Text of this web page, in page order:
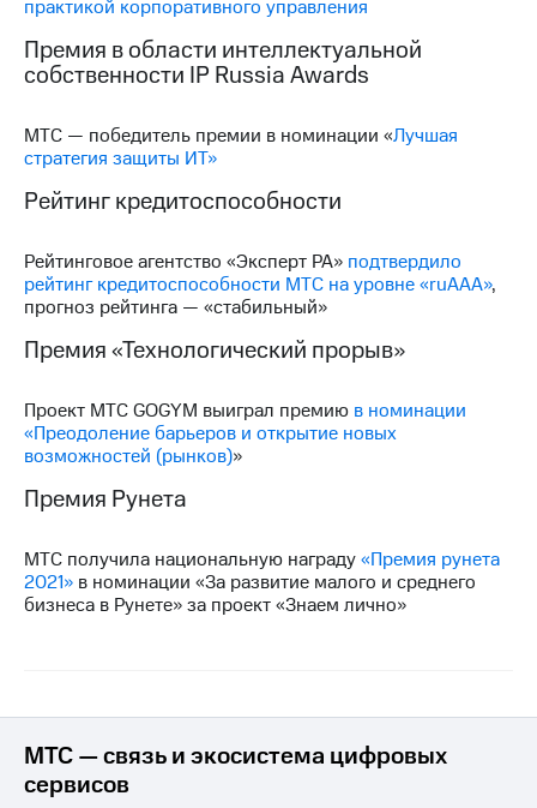
практикой корпоративного управления
Премия в области интеллектуальной
собственности IP Russia Awards
МТС — победитель премии в номинации «Лучшая
стратегия защиты ИТ»
Рейтинг кредитоспособности
Рейтинговое агентство «Эксперт РА» подтвердило
рейтинг кредитоспособности МТС на уровне «ruАAA»,
прогноз рейтинга — «стабильный»
Премия «Технологический прорыв»
Проект МТС GOGYM выиграл премию в номинации
«Преодоление барьеров и открытие новых
возможностей (рынков)»
Премия Рунета
МТС получила национальную награду«Премия рунета
2021» в номинации «За развитие малого и среднего
бизнеса в Рунете» за проект «Знаем лично»
МТС — связь и экосистема цифровых
сервисов